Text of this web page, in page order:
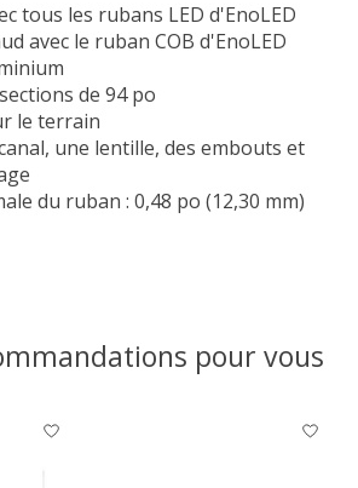
tous les rubans LED d'EnoLED
avec le ruban COB d'EnoLED
de 94 po
le terrain
une lentille, des embouts et
du ruban : 0,48 po (12,30 mm)
pour vous
de produits